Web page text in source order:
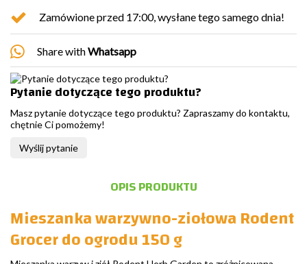
Zamówione przed 17:00, wysłane tego samego dnia!
Share withWhatsapp
Pytanie dotyczące tego produktu?
Masz pytanie dotyczące tego produktu? Zapraszamy do kontaktu,
chętnie Ci pomożemy!
Wyślij pytanie
OPIS PRODUKTU
Mieszanka warzywno-ziołowa Rodent
Grocer do ogrodu 150 g